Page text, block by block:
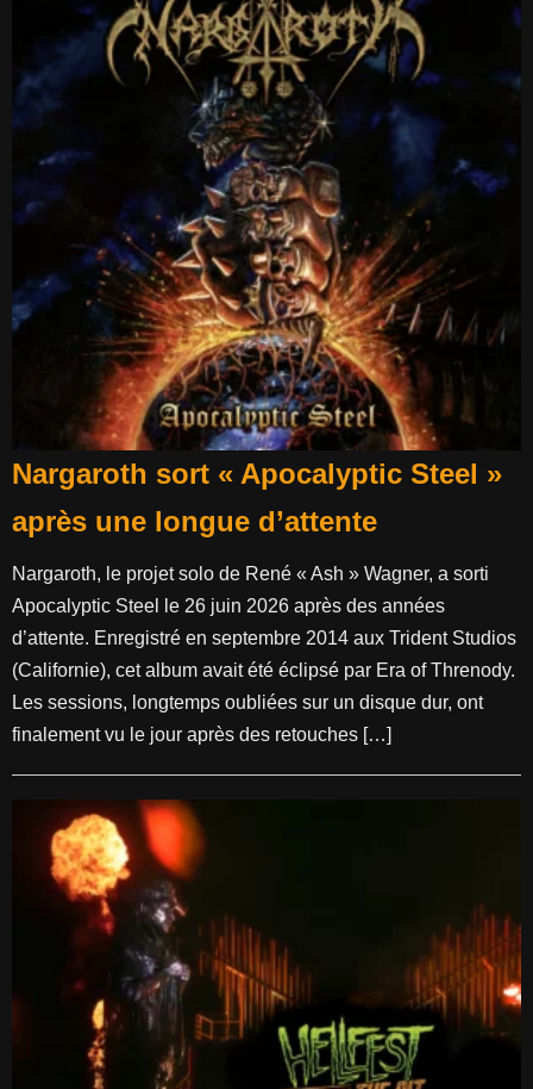
Nargaroth sort « Apocalyptic Steel »
après une longue d’attente
Nargaroth, le projet solo de René « Ash » Wagner, a sorti
Apocalyptic Steel le 26 juin 2026 après des années
d’attente. Enregistré en septembre 2014 aux Trident Studios
(Californie), cet album avait été éclipsé par Era of Threnody.
Les sessions, longtemps oubliées sur un disque dur, ont
finalement vu le jour après des retouches […]